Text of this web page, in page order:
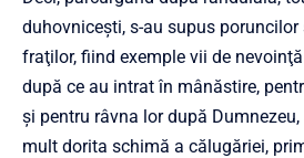
duhovniceşti, s-au supus
fraţilor, fiind exemple vii de
după ce au intrat în mânăstire,
şi pentru râvna lor după
mult dorita schimă a călugăriei,